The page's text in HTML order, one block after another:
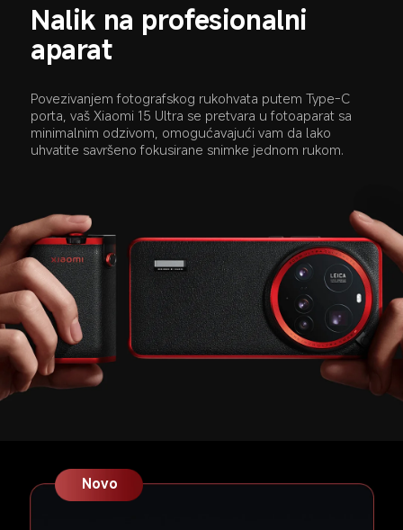
Nalik na profesionalni
aparat
Povezivanjem fotografskog rukohvata putem Type-C
porta, vaš Xiaomi 15 Ultra se pretvara u fotoaparat sa
minimalnim odzivom, omogućavajući vam da lako
uhvatite savršeno fokusirane snimke jednom rukom.
Novo